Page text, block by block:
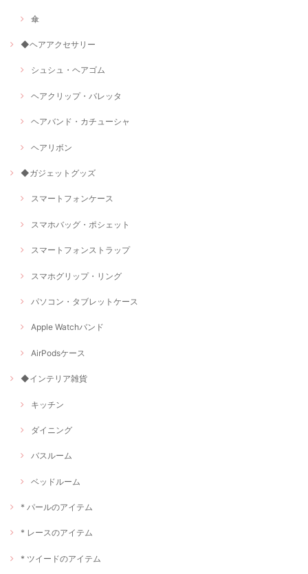
傘
◆ヘアアクセサリー
シュシュ・ヘアゴム
ヘアクリップ・バレッタ
ヘアバンド・カチューシャ
ヘアリボン
◆ガジェットグッズ
スマートフォンケース
スマホバッグ・ポシェット
スマートフォンストラップ
スマホグリップ・リング
パソコン・タブレットケース
Apple Watchバンド
AirPodsケース
◆インテリア雑貨
キッチン
ダイニング
バスルーム
ベッドルーム
* パールのアイテム
* レースのアイテム
* ツイードのアイテム